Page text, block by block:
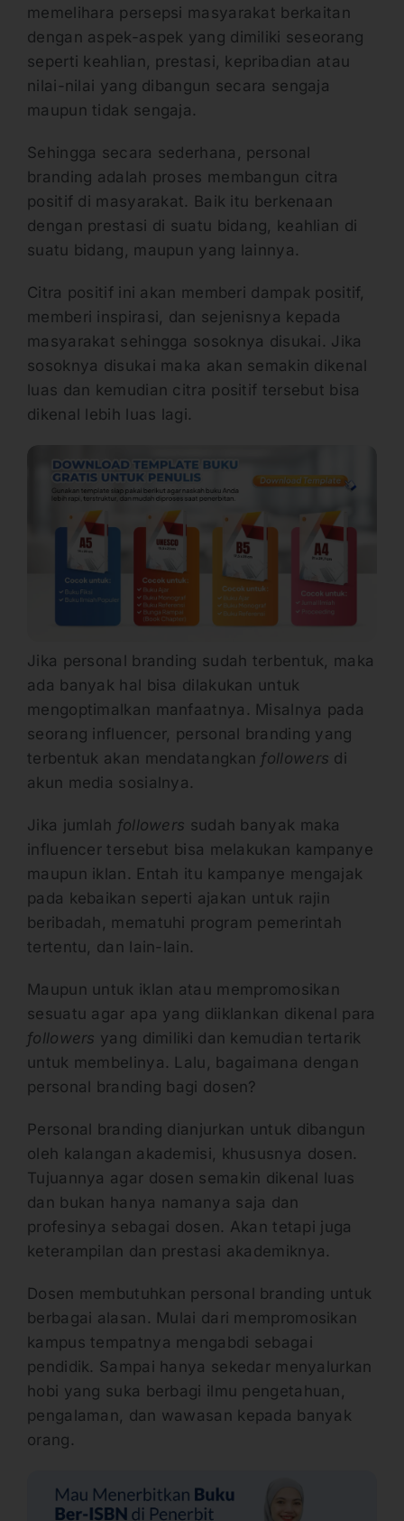
memelihara persepsi masyarakat berkaitan
dengan aspek-aspek yang dimiliki seseorang
seperti keahlian, prestasi, kepribadian atau
nilai-nilai yang dibangun secara sengaja
maupun tidak sengaja.
Sehingga secara sederhana, personal
branding adalah proses membangun citra
positif di masyarakat. Baik itu berkenaan
dengan prestasi di suatu bidang, keahlian di
suatu bidang, maupun yang lainnya.
Citra positif ini akan memberi dampak positif,
memberi inspirasi, dan sejenisnya kepada
masyarakat sehingga sosoknya disukai. Jika
sosoknya disukai maka akan semakin dikenal
luas dan kemudian citra positif tersebut bisa
dikenal lebih luas lagi.
Jika personal branding sudah terbentuk, maka
ada banyak hal bisa dilakukan untuk
mengoptimalkan manfaatnya. Misalnya pada
seorang influencer, personal branding yang
terbentuk akan mendatangkan followers di
akun media sosialnya.
Jika jumlah followers sudah banyak maka
influencer tersebut bisa melakukan kampanye
maupun iklan. Entah itu kampanye mengajak
pada kebaikan seperti ajakan untuk rajin
beribadah, mematuhi program pemerintah
tertentu, dan lain-lain.
Maupun untuk iklan atau mempromosikan
sesuatu agar apa yang diiklankan dikenal para
followers yang dimiliki dan kemudian tertarik
untuk membelinya. Lalu, bagaimana dengan
personal branding bagi dosen?
Personal branding dianjurkan untuk dibangun
oleh kalangan akademisi, khususnya dosen.
Tujuannya agar dosen semakin dikenal luas
dan bukan hanya namanya saja dan
profesinya sebagai dosen. Akan tetapi juga
keterampilan dan prestasi akademiknya.
Dosen membutuhkan personal branding untuk
berbagai alasan. Mulai dari mempromosikan
kampus tempatnya mengabdi sebagai
pendidik. Sampai hanya sekedar menyalurkan
hobi yang suka berbagi ilmu pengetahuan,
pengalaman, dan wawasan kepada banyak
orang.